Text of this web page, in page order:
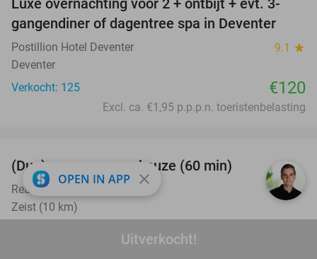
Uitverkocht!
Luxe overnachting voor 2 + ontbijt + evt. 3-
gangendiner of dagentree spa in Deventer
Postillion Hotel Deventer 9.1 star
Deventer
Verkocht: 125
€120
Excl. ca. €1,95 p.p.p.n. toeristenbelasting
32%
(Duo)massage naar keuze (60 min)
Real Beauty - Zeist 9.9star
Zeist (10 km)
OPEN IN APP close